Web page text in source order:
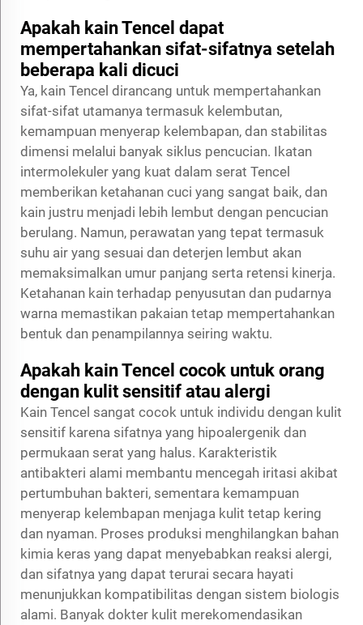
Apakah kain Tencel dapat
mempertahankan sifat-sifatnya setelah
beberapa kali dicuci
Ya, kain Tencel dirancang untuk mempertahankan
sifat-sifat utamanya termasuk kelembutan,
kemampuan menyerap kelembapan, dan stabilitas
dimensi melalui banyak siklus pencucian. Ikatan
intermolekuler yang kuat dalam serat Tencel
memberikan ketahanan cuci yang sangat baik, dan
kain justru menjadi lebih lembut dengan pencucian
berulang. Namun, perawatan yang tepat termasuk
suhu air yang sesuai dan deterjen lembut akan
memaksimalkan umur panjang serta retensi kinerja.
Ketahanan kain terhadap penyusutan dan pudarnya
warna memastikan pakaian tetap mempertahankan
bentuk dan penampilannya seiring waktu.
Apakah kain Tencel cocok untuk orang
dengan kulit sensitif atau alergi
Kain Tencel sangat cocok untuk individu dengan kulit
sensitif karena sifatnya yang hipoalergenik dan
permukaan serat yang halus. Karakteristik
antibakteri alami membantu mencegah iritasi akibat
pertumbuhan bakteri, sementara kemampuan
menyerap kelembapan menjaga kulit tetap kering
dan nyaman. Proses produksi menghilangkan bahan
kimia keras yang dapat menyebabkan reaksi alergi,
dan sifatnya yang dapat terurai secara hayati
menunjukkan kompatibilitas dengan sistem biologis
alami. Banyak dokter kulit merekomendasikan